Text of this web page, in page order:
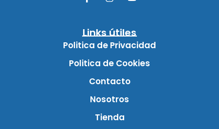
Links útiles
Politica de Privacidad
Politica de Cookies
Contacto
Nosotros
Tienda